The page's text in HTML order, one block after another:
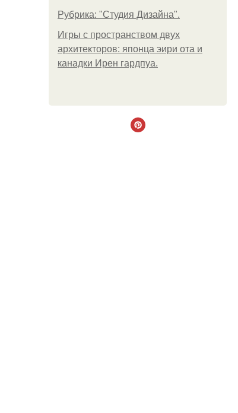
Рубрика: "Студия Дизайна".
Игры с пространством двух
архитекторов: японца эири ота и
канадки Ирен гардпуа.